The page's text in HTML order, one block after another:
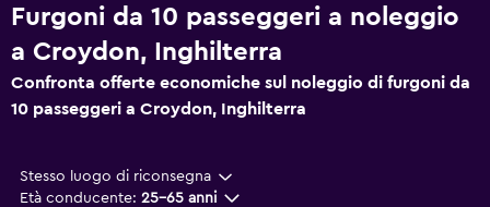
Furgoni da 10 passeggeri a noleggio
a Croydon, Inghilterra
Confronta offerte economiche sul noleggio di furgoni da
10 passeggeri a Croydon, Inghilterra
Stesso luogo di riconsegna
Età conducente: 25-65 anni